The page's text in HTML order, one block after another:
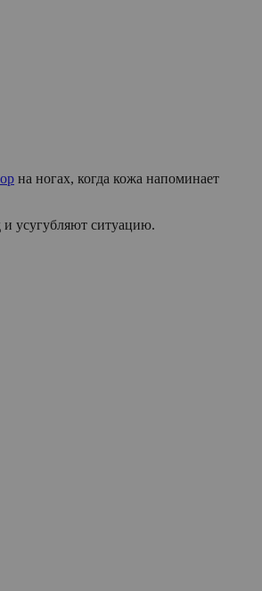
на ногах, когда кожа напоминает
усугубляют ситуацию.